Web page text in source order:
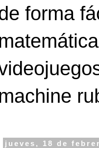
forma
jueves, 18 de